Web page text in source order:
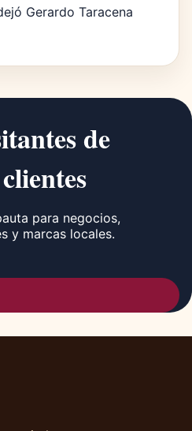
Gerardo Taracena
de
para negocios,
y marcas locales.